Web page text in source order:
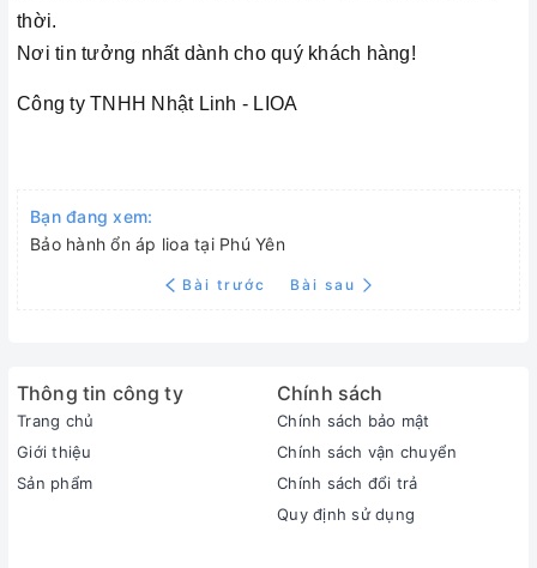
thời.
Nơi tin tưởng nhất dành cho quý khách hàng!
Công ty TNHH Nhật Linh - LIOA
Bạn đang xem:
Bảo hành ổn áp lioa tại Phú Yên
Bài trước Bài sau
Thông tin công ty
Trang chủ
Giới thiệu
Sản phẩm
Chính sách
Chính sách bảo mật
Chính sách vận chuyển
Chính sách đổi trả
Quy định sử dụng